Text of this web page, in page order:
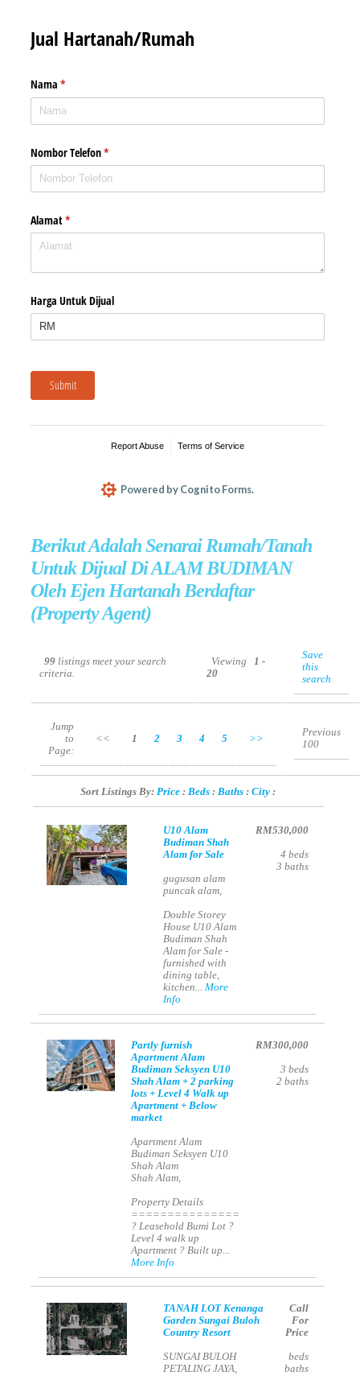
Berikut Adalah Senarai Rumah/Tanah
Untuk Dijual Di ALAM BUDIMAN
Oleh Ejen Hartanah Berdaftar
(Property Agent)
99listings meet your search
criteria.
Viewing
1 -
20
Save
this
search
Jump
to
Page:
<< 1 2 3 4 5 >>
Previous
100
Sort Listings By: Price : Beds : Baths : City :
U10 Alam
Budiman Shah
Alam for Sale
gugusan alam
puncak alam,
Double Storey
House U10 Alam
Budiman Shah
Alam for Sale -
furnished with
dining table,
kitchen...More
Info
RM530,000
4 beds
3 baths
Partly furnish
Apartment Alam
Budiman Seksyen U10
Shah Alam + 2 parking
lots + Level 4 Walk up
Apartment + Below
market
Apartment Alam
Budiman Seksyen U10
Shah Alam
Shah Alam,
Property Details
===============
? Leasehold Bumi Lot ?
Level 4 walk up
Apartment ? Built up...
More Info
RM300,000
3 beds
2 baths
TANAH LOT Kenanga
Garden Sungai Buloh
Country Resort
SUNGAI BULOH
PETALING JAYA,
Call
For
Price
beds
baths